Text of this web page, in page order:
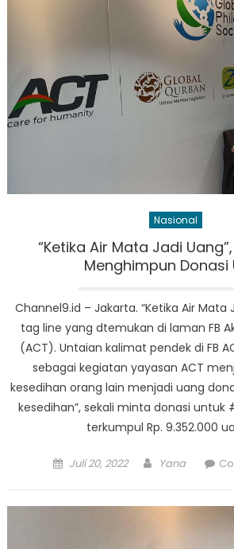
Nasional
“Ketika Air Mata Jadi
Menghimpun Donasi
Channel9.id – Jakarta. “Ketika Air Mata
tag line yang dtemukan di laman FB
(ACT). Untaian kalimat pendek di FB
sebagai kegiatan yayasan ACT
kesedihan orang lain menjadi uang
kesedihan”, sekali minta donasi untuk
terkumpul Rp. 9.352.000
Posted
Juli 20, 2022 Author
Yana